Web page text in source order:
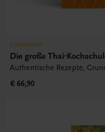
Gastronomie
Die große Thai-
Authentische Rezepte,
€ 66,90